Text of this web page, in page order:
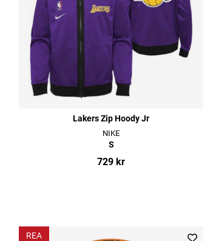
Lakers Zip Hoody Jr
NIKE
S
729 kr
REA